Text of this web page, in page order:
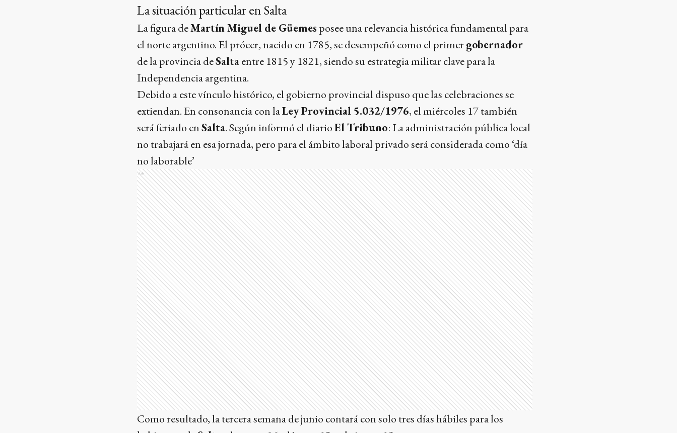
La situación particular en Salta
La figura deMartín Miguel de Güemes posee una relevancia histórica fundamental para
el norte argentino. El prócer, nacido en 1785, se desempeñó como el primergobernador
de la provincia deSaltaentre 1815 y 1821, siendo su estrategia militar clave para la
Independencia argentina.
Debido a este vínculo histórico, el gobierno provincial dispuso que las celebraciones se
extiendan. En consonancia con laLey Provincial 5.032/1976, el miércoles 17 también
será feriado enSalta. Según informó el diarioEl Tribuno: La administración pública local
no trabajará en esa jornada, pero para el ámbito laboral privado será considerada como ‘día
no laborable’
Ads
Como resultado, la tercera semana de junio contará con solo tres días hábiles para los